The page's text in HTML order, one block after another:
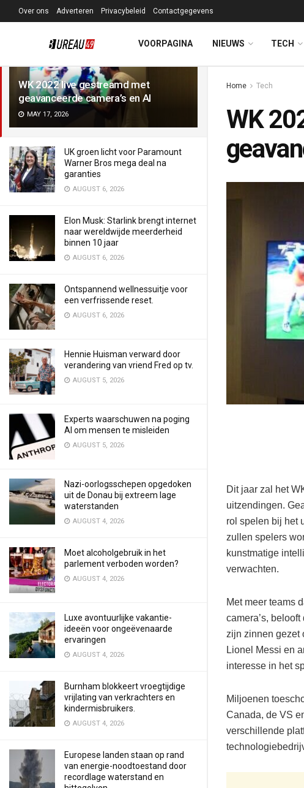
LATEST TRENDING Filter
WK 2022 live gestreamd met
geavanceerde camera’s en AI
MAY 17, 2026
UK groen licht voor Paramount
Warner Bros mega deal na
garanties
AUGUST 6, 2026
Elon Musk: Starlink brengt internet
naar wereldwijde meerderheid
binnen 10 jaar
AUGUST 6, 2026
Ontspannend wellnessuitje voor
een verfrissende reset.
AUGUST 6, 2026
Hennie Huisman verward door
verandering van vriend Fred op tv.
AUGUST 5, 2026
Experts waarschuwen na poging
AI om mensen te misleiden
AUGUST 5, 2026
Nazi-oorlogsschepen opgedoken
uit de Donau bij extreem lage
waterstanden
AUGUST 4, 2026
Moet alcoholgebruik in het
parlement verboden worden?
AUGUST 4, 2026
Luxe avontuurlijke vakantie-
ideeën voor ongeëvenaarde
ervaringen
AUGUST 4, 2026
Burnham blokkeert vroegtijdige
vrijlating van verkrachters en
kindermisbruikers.
AUGUST 4, 2026
Europese landen staan op rand
van energie-noodtoestand door
recordlage waterstand en
Over ons Adverteren Privacybeleid Contactgegevens
VOORPAGINA NIEUWS TECH
Home Tech
WK
Dit jaar zal het
uitzendingen.
rol spelen bij het
zullen spelers
kunstmatige
verwachten.
Met meer teams
camera’s,
zijn zinnen gezet
Lionel Messi en
interesse in het
Miljoenen
Canada, de VS
verschillende